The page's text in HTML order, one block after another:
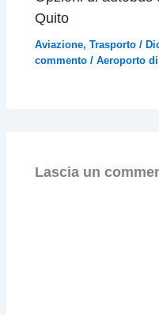
Quito
Aviazione,Trasporto /
commento /Aeroporto
Lascia un